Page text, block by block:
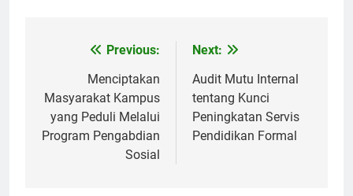
navigation
Previous:
Menciptakan
Masyarakat Kampus
yang Peduli Melalui
Program Pengabdian
Sosial
Next:
Audit Mutu Internal
tentang Kunci
Peningkatan Servis
Pendidikan Formal